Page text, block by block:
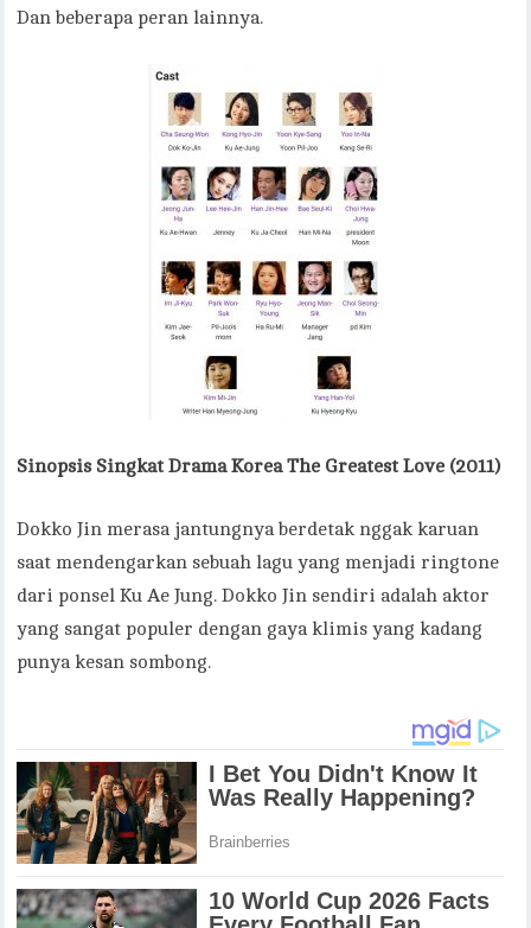
Dan beberapa peran lainnya.
Sinopsis Singkat Drama Korea The Greatest Love (2011)
Dokko Jin merasa jantungnya berdetak nggak karuan
saat mendengarkan sebuah lagu yang menjadi ringtone
dari ponsel Ku Ae Jung. Dokko Jin sendiri adalah aktor
yang sangat populer dengan gaya klimis yang kadang
punya kesan sombong.